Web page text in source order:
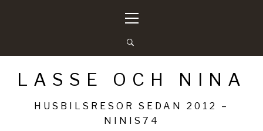
meny
LASSE OCH NINA
HUSBILSRESOR SEDAN 2012 –
NINIS74